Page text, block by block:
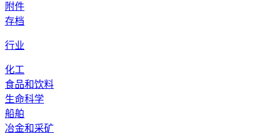
附件
存档
行业
化工
食品和饮料
生命科学
船舶
冶金和采矿